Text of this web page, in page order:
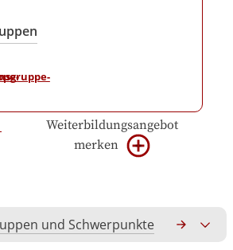
Weiterbildungsangebot
merken
und Schwerpunkte